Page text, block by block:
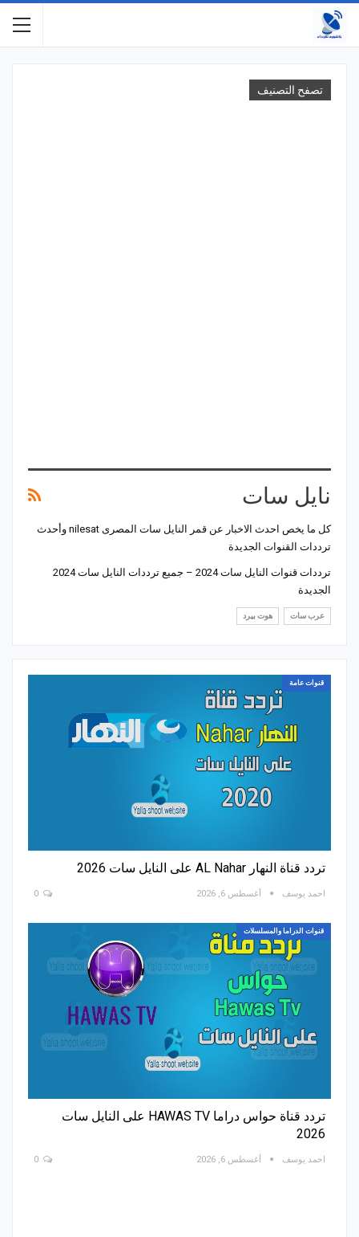
تصفح التصنيف
نايل سات
كل ما يخص احدث الاخبار عن قمر النايل سات المصرى nilesat وأحدث
ترددات القنوات الجديدة
ترددات قنوات النايل سات 2024 – جميع ترددات النايل سات 2024
الجديدة
عرب سات هوت بيرد
قنوات عامة
تردد قناة النهار AL Nahar على النايل سات 2026
احمد يوسف أغسطس 6, 2026
قنوات الدراما والمسلسلات
تردد قناة حواس دراما HAWAS TV على النايل سات
2026
احمد يوسف أغسطس 6, 2026